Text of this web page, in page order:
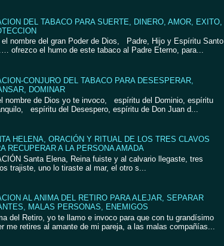
DEL TABACO PARA SUERTE, DINERO, AMOR, EXITO,
el nombre del gran Poder de Dios, Padre, Hijo y Espíritu Santo
ofrezco el humo de este tabaco al Padre Eterno, para...
CONJURO DEL TABACO PARA DESESPERAR,
DOMINAR
nombre de Dios yo te invoco, espíritu del Dominio, espíritu
espíritu del Desespero, espíritu de Don Juan d...
HELENA, ORACIÓN Y RITUAL DE LOS TRES CLAVOS
RECUPERAR A LA PERSONA AMADA
Santa Elena, Reina fuiste y al calvario llegaste, tres
trajiste, uno lo tiraste al mar, el otro s...
AL ANIMA DEL RETIRO PARA ALEJAR, SEPARAR
MALAS PERSONAS, ENEMIGOS
del Retiro, yo te llamo e invoco para que con tu grandísimo
me retires al amante de mi pareja, a las malas compañías...